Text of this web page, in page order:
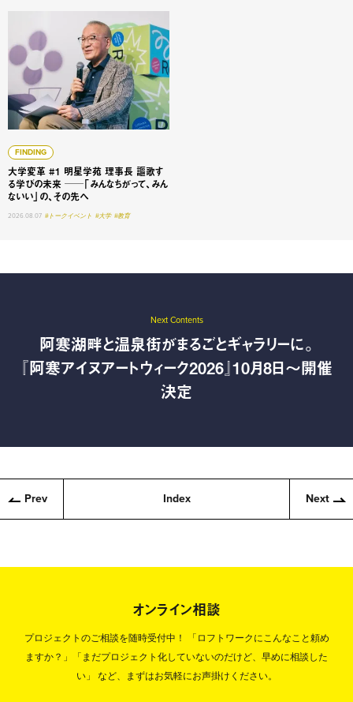
FINDING
大学変革 #1 明星学苑 理事長 謳歌す
る学びの未来 ──「みんなちがって、みん
ないい」の、その先へ
2026.08.07 #トークイベント #大学 #教育
大学変革 #1 明星学苑 理事長 謳歌する学びの未来 ──「み
Next Contents
阿寒湖畔と温泉街がまるごとギャラリーに。
『阿寒アイヌアートウィーク2026』10月8日〜開催
決定
Prev Index Next
オンライン相談
プロジェクトのご相談を随時受付中！
「ロフトワークにこんなこと頼め
ますか？」「まだプロジェクト化していないのだけど、早めに相談した
い」
など、まずはお気軽にお声掛けください。